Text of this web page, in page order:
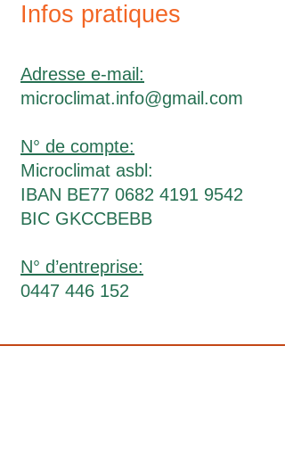
Infos pratiques
Adresse e-mail:
microclimat.info@gmail.com
N° de compte:
Microclimat asbl:
IBAN BE77 0682 4191 9542
BIC GKCCBEBB
N° d’entreprise:
0447 446 152